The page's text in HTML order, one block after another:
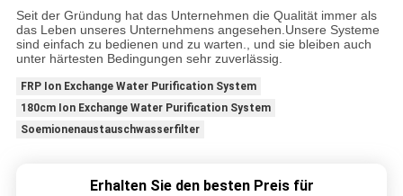
Seit der Gründung hat das Unternehmen die Qualität immer als
das Leben unseres Unternehmens angesehen.Unsere Systeme
sind einfach zu bedienen und zu warten., und sie bleiben auch
unter härtesten Bedingungen sehr zuverlässig.
FRP Ion Exchange Water Purification System
180cm Ion Exchange Water Purification System
Soemionenaustauschwasserfilter
Erhalten Sie den besten Preis für